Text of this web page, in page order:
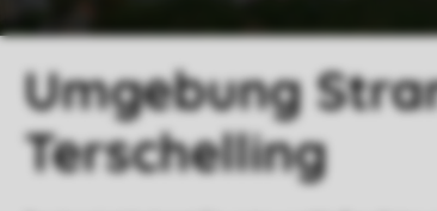
Umgebung
Terschelling